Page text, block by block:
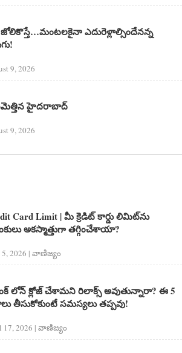
జోలికొస్తే…మంటలకైనా ఎదురెళ్లాల్సిందేనన్న
9, 2026
హైదరాబాద్
9, 2026
Card Limit | మీ క్రెడిట్ కార్డు లిమిట్‌‌ను
అకస్మాత్తుగా తగ్గించేశాయా?
5, 2026 | వాణిజ్యం
లోన్ క్లోజ్ చేశామని రిలాక్స్ అవుతున్నారా? ఈ 5
తీసుకోకుంటే సమస్యలు తప్పవు!
17, 2026 | వాణిజ్యం